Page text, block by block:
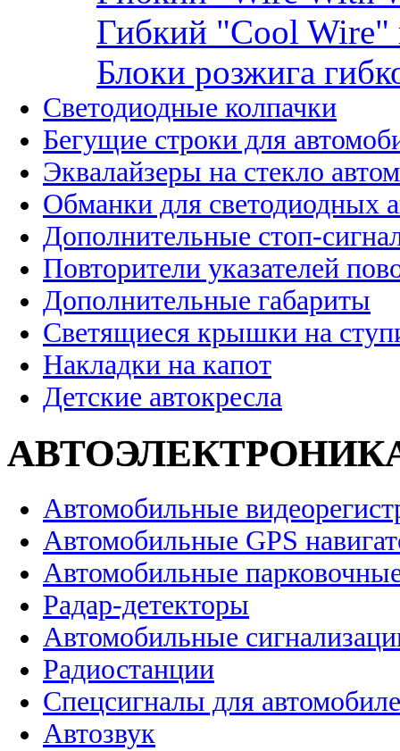
Гибкий "Cool Wire"
Блоки розжига
Светодиодные колпачки
Бегущие строки для
Эквалайзеры на стекло
Обманки для светодиодных
Дополнительные стоп-
Повторители указателей
Дополнительные габариты
Светящиеся крышки на
Накладки на капот
Детские автокресла
Автомобильные
Автомобильные GPS
Автомобильные
Радар-детекторы
Автомобильные
Радиостанции
Спецсигналы для
Автозвук